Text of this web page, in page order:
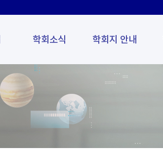
학회소식 학회지 안내